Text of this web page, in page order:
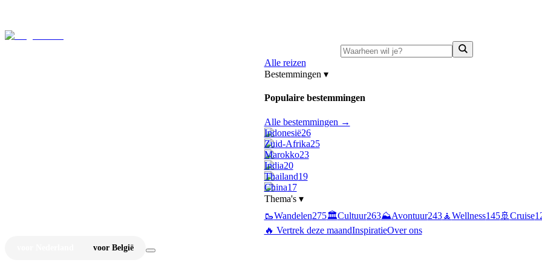
Alle reizen
Bestemmingen ▾
Populaire bestemmingen
Alle bestemmingen →
Indonesië26
Zuid-Afrika25
Marokko23
India20
Thailand19
China17
Thema's ▾
🥾Wandelen275🏛️Cultuur263⛰️Avontuur243🧘Wellness145🚢 Cruise
🔥 Vertrek deze maandInspiratieOver ons
voor België